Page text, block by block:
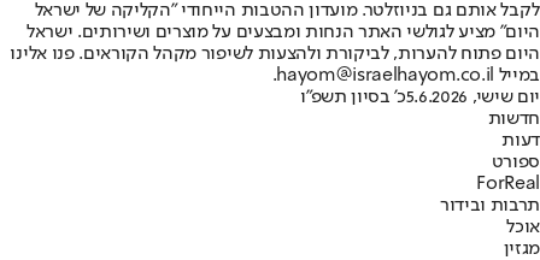
לקבל אותם גם בניוזלטר. מועדון ההטבות הייחודי "הקליקה של ישראל
היום" מציע לגולשי האתר הנחות ומבצעים על מוצרים ושירותים. ישראל
היום פתוח להערות, לביקורת ולהצעות לשיפור מקהל הקוראים. פנו אלינו
במייל hayom@israelhayom.co.il.
יום שישי, 5.6.2026
כ' בסיון תשפ"ו
חדשות
דעות
ספורט
ForReal
תרבות ובידור
אוכל
מגזין